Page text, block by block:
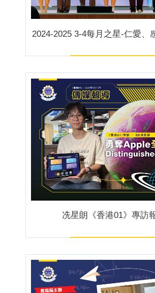
2024-2025 3-4每月之星-仁愛、
冼星朗《香港01》專訪